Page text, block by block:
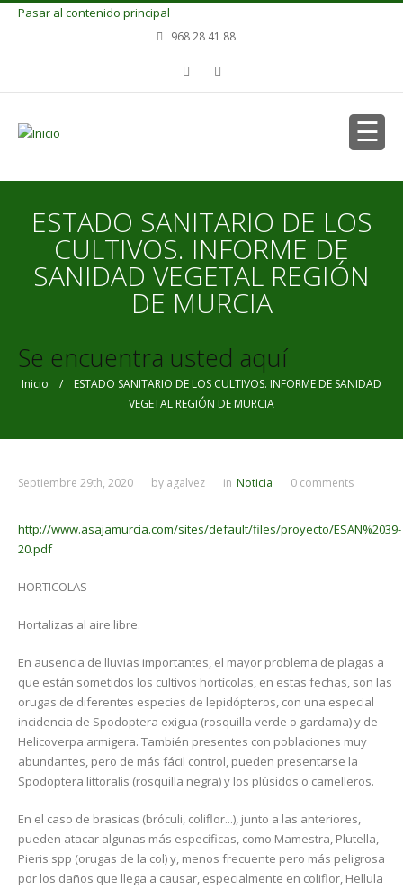
Pasar al contenido principal
968 28 41 88
ESTADO SANITARIO DE LOS
CULTIVOS. INFORME DE
SANIDAD VEGETAL REGIÓN
DE MURCIA
Se encuentra usted aquí
Inicio / ESTADO SANITARIO DE LOS CULTIVOS. INFORME DE SANIDAD
VEGETAL REGIÓN DE MURCIA
Septiembre 29th, 2020 by agalvez in Noticia 0 comments
http://www.asajamurcia.com/sites/default/files/proyecto/ESAN%2039-
20.pdf
HORTICOLAS
Hortalizas al aire libre.
En ausencia de lluvias importantes, el mayor problema de plagas a
que están sometidos los cultivos hortícolas, en estas fechas, son las
orugas de diferentes especies de lepidópteros, con una especial
incidencia de Spodoptera exigua (rosquilla verde o gardama) y de
Helicoverpa armigera. También presentes con poblaciones muy
abundantes, pero de más fácil control, pueden presentarse la
Spodoptera littoralis (rosquilla negra) y los plúsidos o camelleros.
En el caso de brasicas (bróculi, coliflor...), junto a las anteriores,
pueden atacar algunas más específicas, como Mamestra, Plutella,
Pieris spp (orugas de la col) y, menos frecuente pero más peligrosa
por los daños que llega a causar, especialmente en coliflor, Hellula